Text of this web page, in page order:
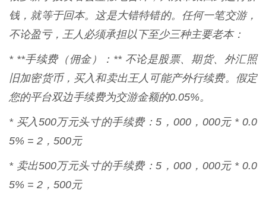
钱，就等于回本。这是大错特错的。任何一笔交游，
不论盈亏，王人必须承担以下至少三种主要老本：
* **手续费（佣金）：** 不论是股票、期货、外汇照
旧加密货币，买入和卖出王人可能产外行续费。假定
您的平台双边手续费为交游金额的0.05%。
* 买入500万元头寸的手续费：5，000，000元 * 0.0
5% = 2，500元
* 卖出500万元头寸的手续费：5，000，000元 * 0.0
5% = 2，500元